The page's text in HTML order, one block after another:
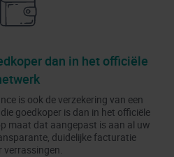
dan in het officiële
is ook de verzekering van een
goedkoper is dan in het officiële
maat dat aangepast is aan al uw
duidelijke facturatie
verrassingen.